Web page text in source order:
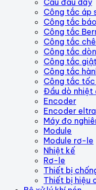
Công tắc áp
Công tắc
Công tắc
Công tắc
Công tắc
Công tắc
Công tắc
Công tắc
Đầu dò nhiệt
Encoder
Encoder eltra
Máy đo
Module
Module rơ-le
Nhiệt kế
Rơ-le
Thiết bị
Thiết bị hiệu